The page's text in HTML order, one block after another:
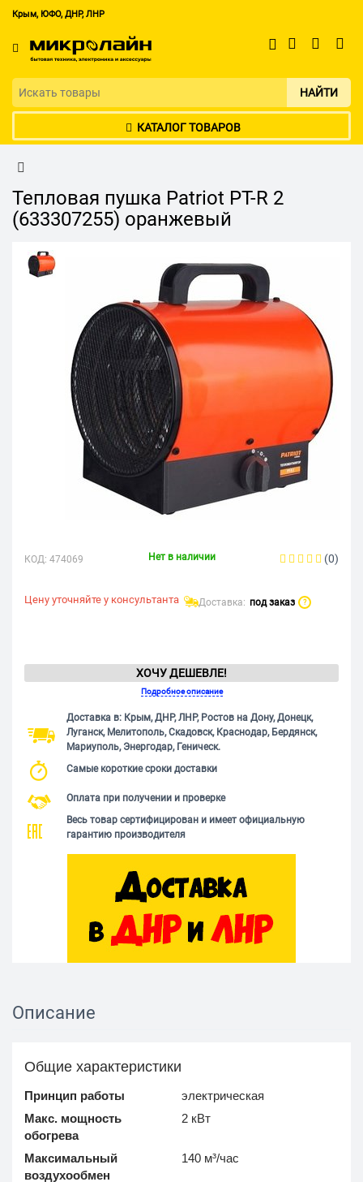
Крым, ЮФО, ДНР, ЛНР
НАЙТИ
КАТАЛОГ ТОВАРОВ
Тепловая пушка Patriot PT-R 2
(633307255) оранжевый
КОД: 474069 Нет в наличии (0)
Цену уточняйте у консультанта Доставка: под заказ ?
ХОЧУ ДЕШЕВЛЕ!
Подробное описание
Доставка в: Крым, ДНР, ЛНР, Ростов на Дону, Донецк,
Луганск, Мелитополь, Скадовск, Краснодар, Бердянск,
Мариуполь, Энергодар, Геническ.
Самые короткие сроки доставки
Оплата при получении и проверке
Весь товар сертифицирован и имеет официальную
гарантию производителя
Описание
Общие характеристики
Принцип работы
электрическая
Макс. мощность
обогрева
2 кВт
Максимальный
воздухообмен
140 м³/час